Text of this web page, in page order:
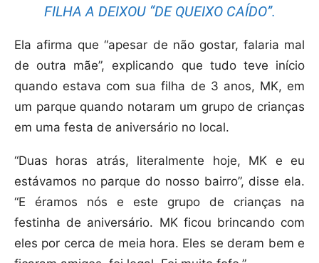
FILHA A DEIXOU “DE QUEIXO CAÍDO”.
Ela afirma que “apesar de não gostar, falaria mal
de outra mãe”, explicando que tudo teve início
quando estava com sua filha de 3 anos, MK, em
um parque quando notaram um grupo de crianças
em uma festa de aniversário no local.
“Duas horas atrás, literalmente hoje, MK e eu
estávamos no parque do nosso bairro”, disse ela.
“E éramos nós e este grupo de crianças na
festinha de aniversário. MK ficou brincando com
eles por cerca de meia hora. Eles se deram bem e